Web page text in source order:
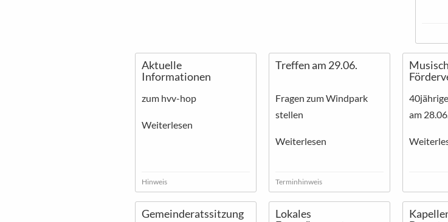
Aktuelle
Informationen
zum hvv-hop
Weiterlesen
Hinweis
Treffen am 29.06.
Fragen zum Windpark
stellen
Weiterlesen
Terminhinweis
am
Gemeinderatssitzung
Lokales